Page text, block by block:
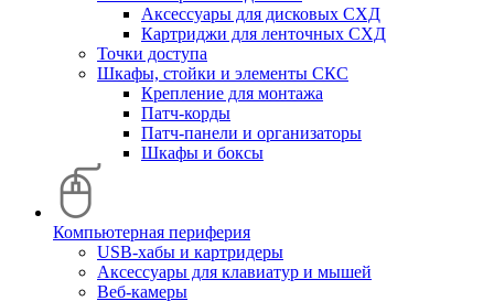
Аксессуары для дисковых СХД
Картриджи для ленточных СХД
Точки доступа
Шкафы, стойки и элементы СКС
Крепление для монтажа
Патч-корды
Патч-панели и организаторы
Шкафы и боксы
Компьютерная периферия
USB-хабы и картридеры
Аксессуары для клавиатур и мышей
Веб-камеры